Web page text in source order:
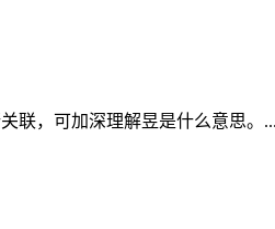
联，可加深理解昱是什么意思。...